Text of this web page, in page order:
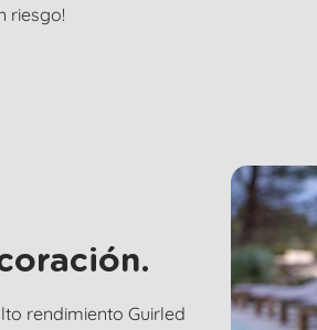
riesgo!
rendimiento Guirled